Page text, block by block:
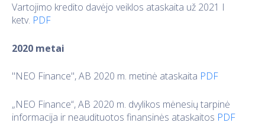
Vartojimo kredito davėjo veiklos ataskaita už 2021 I
ketv. PDF
2020 metai
"NEO Finance", AB 2020 m. metinė ataskaita PDF
„NEO Finance“, AB 2020 m. dvylikos mėnesių tarpinė
informacija ir neaudituotos finansinės ataskaitos PDF